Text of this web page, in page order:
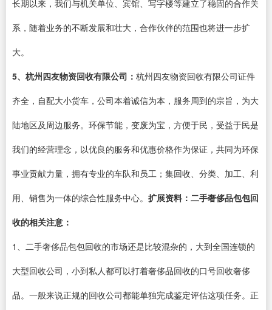
长期以来，我们与机关单位、宾馆、写字楼等建立了稳固的合作关
系，随着业务的不断发展和壮大，合作伙伴的范围也将进一步扩
大。
5、杭州四友物资回收有限公司： 杭州四友物资回收有限公司证件
齐全，自配大小货车，公司本着诚信为本，服务周到的宗旨，为大
陆地区及周边服务。环保节能，变废为宝，方便于民，受益于民是
我们的经营理念，以优良的服务和优惠价格作为保证，共同为环保
事业贡献力量，拥有专业的车队和员工；集回收、分类、加工、利
用、销售为一体的综合性服务中心。 扩展资料： 二手奢侈品包包回
收的相关注意：
1、二手奢侈品包包回收的市场还是比较混杂的，大到全国连锁的
大型回收公司，小到私人都可以打着奢侈品回收的口号回收奢侈
品。一般来说正规的回收公司都能单独完成鉴定评估这项任务。正